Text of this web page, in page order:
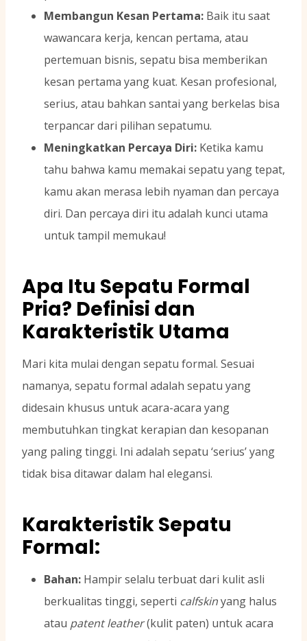
Membangun Kesan Pertama: Baik itu saat
wawancara kerja, kencan pertama, atau
pertemuan bisnis, sepatu bisa memberikan
kesan pertama yang kuat. Kesan profesional,
serius, atau bahkan santai yang berkelas bisa
terpancar dari pilihan sepatumu.
Meningkatkan Percaya Diri: Ketika kamu
tahu bahwa kamu memakai sepatu yang tepat,
kamu akan merasa lebih nyaman dan percaya
diri. Dan percaya diri itu adalah kunci utama
untuk tampil memukau!
Apa Itu Sepatu Formal
Pria? Definisi dan
Karakteristik Utama
Mari kita mulai dengan sepatu formal. Sesuai
namanya, sepatu formal adalah sepatu yang
didesain khusus untuk acara-acara yang
membutuhkan tingkat kerapian dan kesopanan
yang paling tinggi. Ini adalah sepatu ‘serius’ yang
tidak bisa ditawar dalam hal elegansi.
Karakteristik Sepatu
Formal:
Bahan: Hampir selalu terbuat dari kulit asli
berkualitas tinggi, seperti calfskinyang halus
atau patent leather(kulit paten) untuk acara